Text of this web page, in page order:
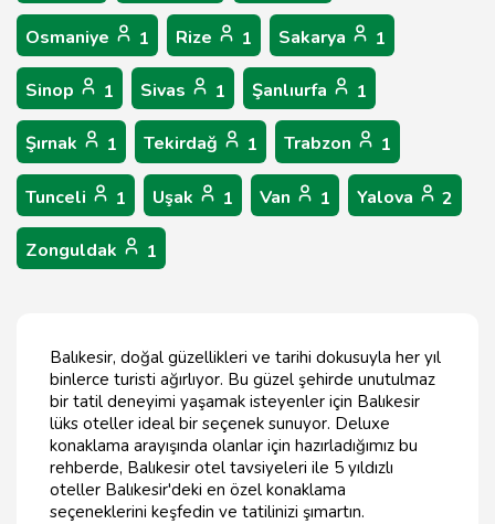
Osmaniye 1 Rize 1 Sakarya 1
Sinop 1 Sivas 1 Şanlıurfa 1
Şırnak 1 Tekirdağ 1 Trabzon 1
Tunceli 1 Uşak 1 Van 1 Yalova 2
Zonguldak 1
Balıkesir, doğal güzellikleri ve tarihi dokusuyla her yıl
binlerce turisti ağırlıyor. Bu güzel şehirde unutulmaz
bir tatil deneyimi yaşamak isteyenler için Balıkesir
lüks oteller ideal bir seçenek sunuyor. Deluxe
konaklama arayışında olanlar için hazırladığımız bu
rehberde, Balıkesir otel tavsiyeleri ile 5 yıldızlı
oteller Balıkesir'deki en özel konaklama
seçeneklerini keşfedin ve tatilinizi şımartın.